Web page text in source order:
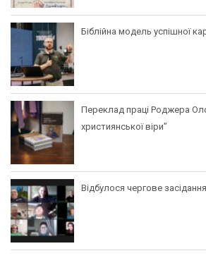
Біблійна модель успішної
Переклад праці Роджера
християнської віри”
Відбулося чергове